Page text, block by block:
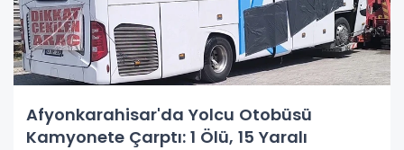
Afyonkarahisar'da Yolcu Otobüsü
Kamyonete Çarptı: 1 Ölü, 15 Yaralı